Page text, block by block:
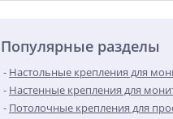
Популярные разделы
Настольные крепления для
Настенные крепления для
Потолочные крепления для